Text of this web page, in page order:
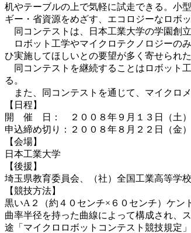
机やテーブルの上で気軽に試走できる。小
ギー・省資源をめざす、エコロジーなロボ
同コンテストは、日本工業大学の学園創
ロボット工学やマイクロテクノロジーの
ひ実施してほしいとの要望が多く寄せられ
同コンテストを継続することはロボット
る。
また、同コンテストを通じて、マイクロ
【日程】
開 催 日： ２００８年９月１３日（土
申込締め切り：２００８年８月２２日（金）
【会場】
日本工業大学
【後援】
埼玉県教育委員会、（社）全国工業高等学
【競技方法】
黒いA２（約４０センチ×６０センチ）ケン
曲率半径を持った曲線によって構成され、
途「マイクロロボットコンテスト競技規定